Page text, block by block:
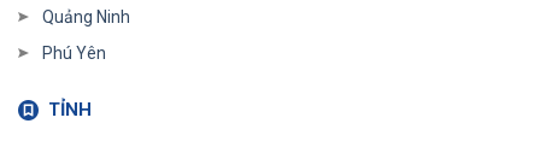
Quảng Ninh
Phú Yên
TỈNH